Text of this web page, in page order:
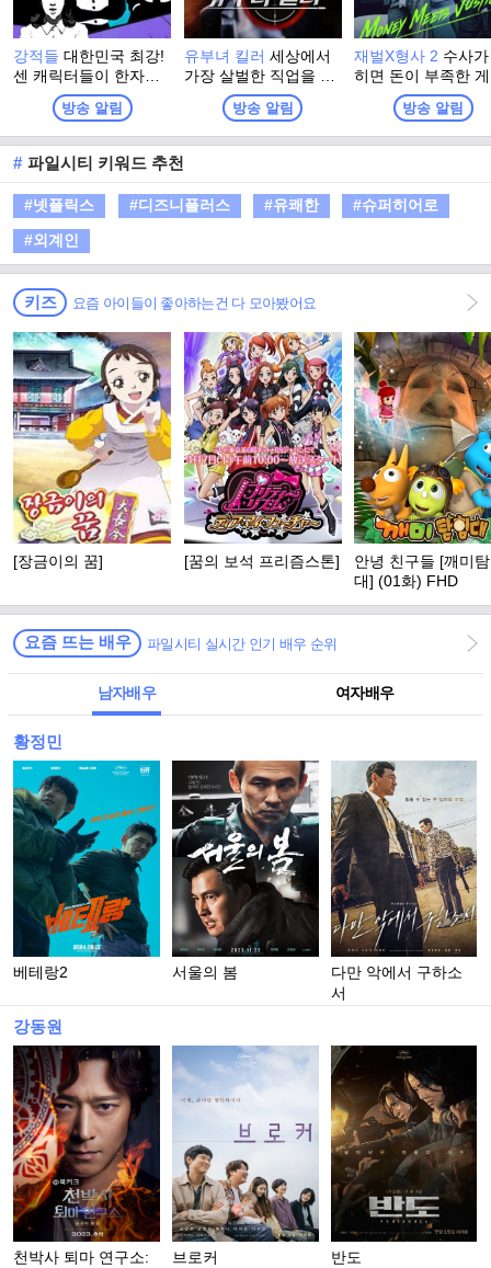
강적들대한민국 최강!
센 캐릭터들이 한자리
에 모였다. 진보한 시사
는 박수받지만 진부한
시사는 외면받는다. 서
로 코드가 맞지 않는 강
적들이 뭉쳤다. 고품격
과 저품격 사이의 아슬
아슬한 시사 쇼 프로그
램
방송 알림
유부녀 킬러 세상에서
가장 살벌한 직업을 가
진, 어느 워킹맘의 고군
분투 워라밸(work & life
balance) 사수기를 그
방송 알림
재벌X형사 2 수사
히면 돈이 부족한
닌지 생각해 보자.
X형사, 진이수가 돌
왔다! 새로운 팀장
사가 펼쳐진다!!
방송 알림
# 파일시티 키워드 추천
#넷플릭스 #디즈니플러스 #유쾌한
#슈퍼히어로
#외계인
키즈 요즘 아이들이 좋아하는건 다 모아봤어요
[장금이의 꿈] [꿈의 보석 프리즘스톤]
안녕 친구들 [깨미
대] (01화) FHD
요즘 뜨는 배우 파일시티 실시간 인기 배우 순위
남자배우 여자배우
황정민
베테랑2 서울의 봄
다만 악에서 구하소
서
강동원
천박사 퇴마 연구소:
브로커 반도